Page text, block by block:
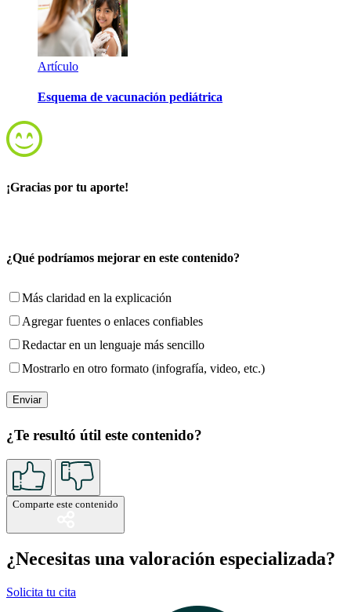
Artículo
Esquema de vacunación pediátrica
¡Gracias por tu aporte!
¿Qué podríamos mejorar en este contenido?
Más claridad en la explicación
Agregar fuentes o enlaces confiables
Redactar en un lenguaje más sencillo
Mostrarlo en otro formato (infografía, video, etc.)
¿Te resultó útil este contenido?
Comparte este contenido
¿Necesitas una valoración especializada?
Solicita tu cita